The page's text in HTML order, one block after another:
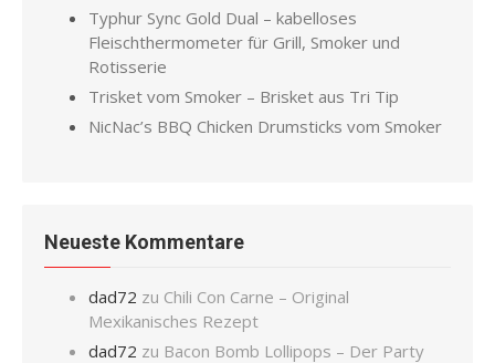
Typhur Sync Gold Dual – kabelloses
Fleischthermometer für Grill, Smoker und
Rotisserie
Trisket vom Smoker – Brisket aus Tri Tip
NicNac’s BBQ Chicken Drumsticks vom Smoker
Neueste Kommentare
dad72 zu Chili Con Carne – Original
Mexikanisches Rezept
dad72 zu Bacon Bomb Lollipops – Der Party